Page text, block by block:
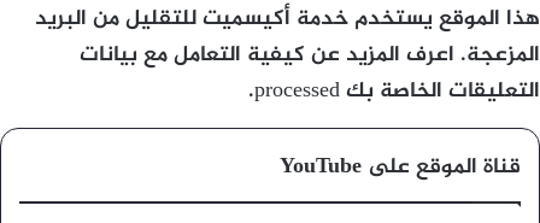
هذا الموقع يستخدم خدمة أكيسميت للتقليل من البريد
المزعجة. اعرف المزيد عن كيفية التعامل مع بيانات
التعليقات الخاصة بك processed
.
قناة الموقع على YouTube